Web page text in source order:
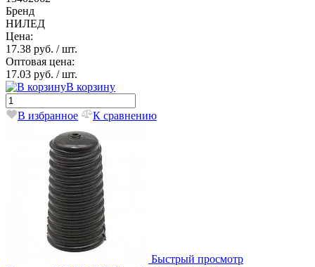
Бренд
НИЛЕД
Цена:
17.38 руб. / шт.
Оптовая цена:
17.03 руб. / шт.
В корзину
В избранное К сравнению
Быстрый просмотр